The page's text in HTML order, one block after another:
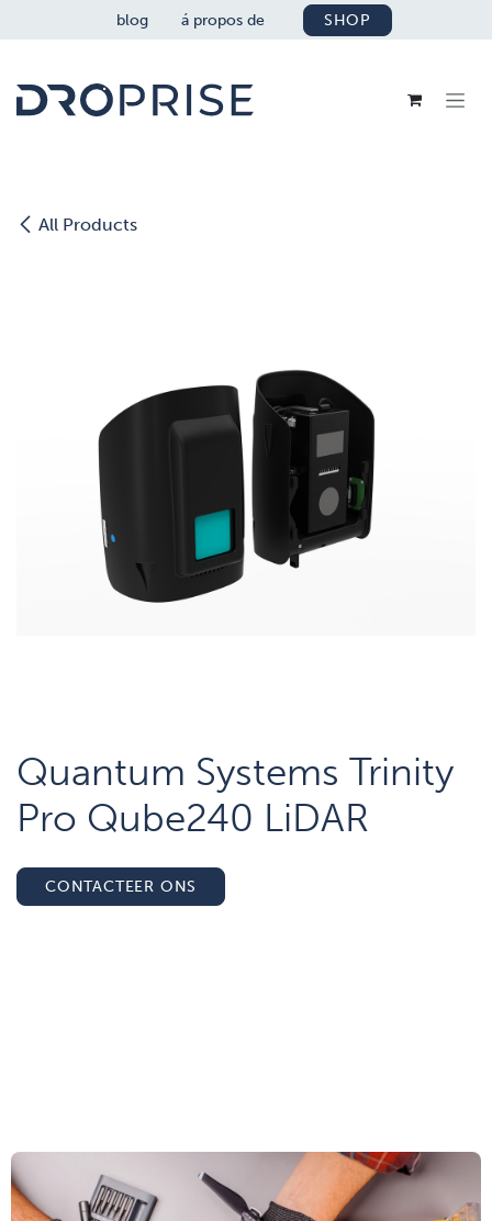
SE RENDRE AU CONTENU
blog á propos de SHOP
All Products
Quantum Systems Trinity
Pro Qube240 LiDAR
CONTACTEER ONS